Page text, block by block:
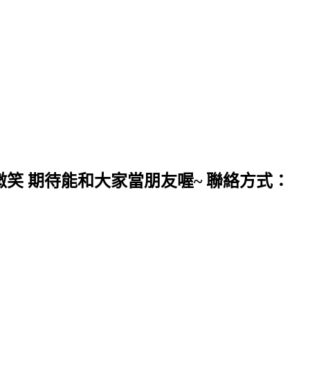
期待能和大家當朋友喔~ 聯絡方式：